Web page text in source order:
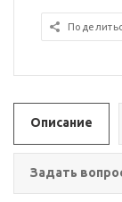
Описание
Задать